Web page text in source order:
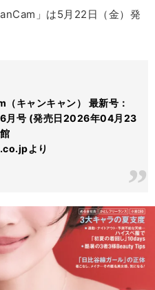
」は5月22日（金）発
キャンキャン） 最新号：
月号 (発売日2026年04月23
より